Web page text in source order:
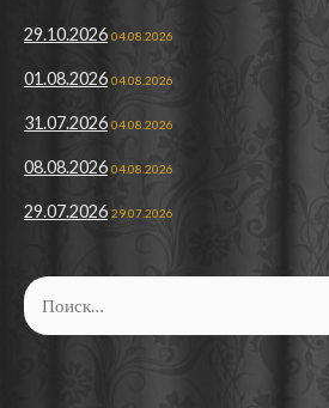
29.10.2026 04.08.2026
01.08.2026 04.08.2026
31.07.2026 04.08.2026
08.08.2026 04.08.2026
29.07.2026 29.07.2026
Найти: